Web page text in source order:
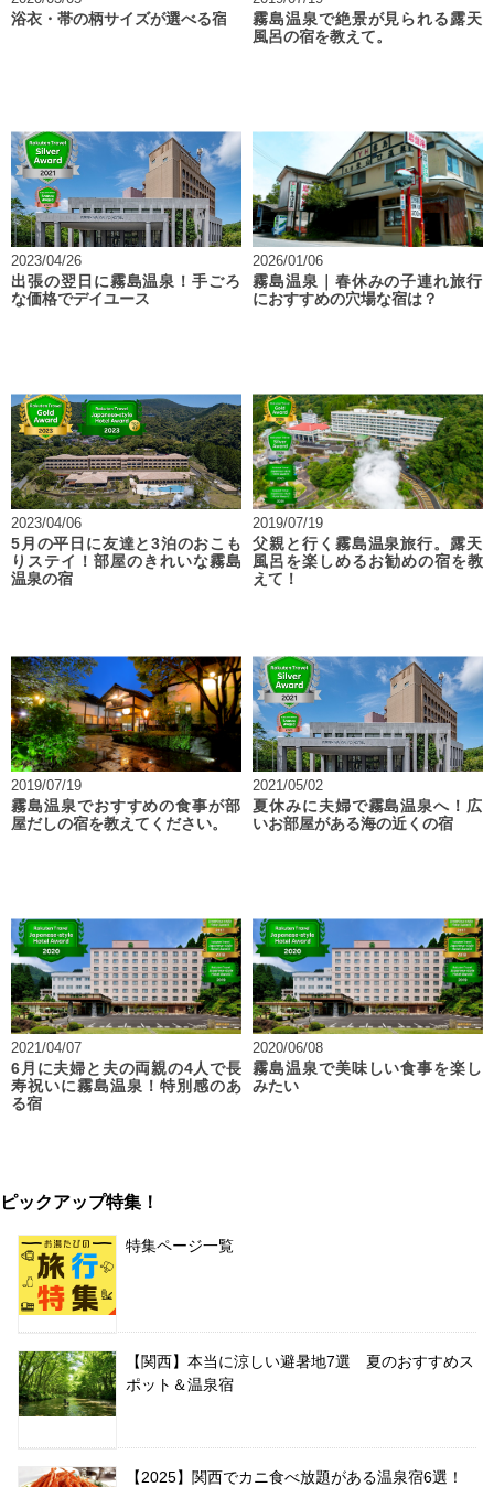
浴衣・帯の柄サイズが選べる宿
霧島温泉で絶景が見られる露天
風呂の宿を教えて。
2023/04/26
出張の翌日に霧島温泉！手ごろ
な価格でデイユース
2026/01/06
霧島温泉｜春休みの子連れ旅行
におすすめの穴場な宿は？
2023/04/06
5月の平日に友達と3泊のおこも
りステイ！部屋のきれいな霧島
温泉の宿
2019/07/19
父親と行く霧島温泉旅行。露天
風呂を楽しめるお勧めの宿を教
えて！
2019/07/19
霧島温泉でおすすめの食事が部
屋だしの宿を教えてください。
2021/05/02
夏休みに夫婦で霧島温泉へ！広
いお部屋がある海の近くの宿
2021/04/07
6月に夫婦と夫の両親の4人で長
寿祝いに霧島温泉！特別感のあ
る宿
2020/06/08
霧島温泉で美味しい食事を楽し
みたい
ピックアップ特集！
特集ページ一覧
【関西】本当に涼しい避暑地7選 夏のおすすめス
ポット＆温泉宿
【2025】関西でカニ食べ放題がある温泉宿6選！